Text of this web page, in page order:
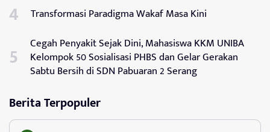
Transformasi Paradigma Wakaf Masa Kini
Cegah Penyakit Sejak Dini, Mahasiswa KKM UNIBA
Kelompok 50 Sosialisasi PHBS dan Gelar Gerakan
Sabtu Bersih di SDN Pabuaran 2 Serang
Berita Terpopuler